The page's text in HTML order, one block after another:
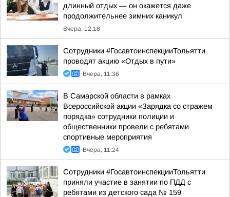
длинный отдых — он окажется даже
продолжительнее зимних каникул
Вчера, 12:18
Сотрудники #ГосавтоинспекцииТольятти
проводят акцию «Отдых в пути»
Вчера, 11:36
В Самарской области в рамках
Всероссийской акции «Зарядка со стражем
порядка» сотрудники полиции и
общественники провели с ребятами
спортивные мероприятия
Вчера, 11:24
Сотрудники #ГосавтоинспекцииТольятти
приняли участие в занятии по ПДД с
ребятами из детского сада № 159